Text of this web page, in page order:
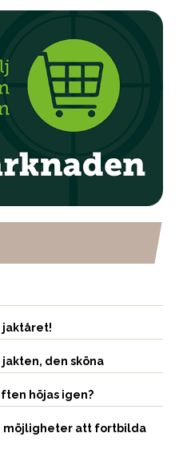
jaktåret!
jakten, den sköna
höjas igen?
möjligheter att fortbilda